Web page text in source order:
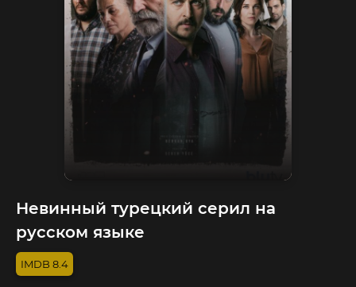
Невинный турецкий серил на
русском языке
8.4